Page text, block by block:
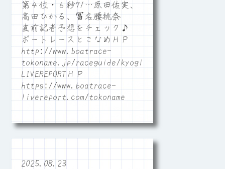
第４位・６秒71…原田佑実、
高田ひかる、冨名腰桃奈
直前記者予想をチェック♪
ボートレースとこなめＨＰ
http://www.boatrace-
tokoname.jp/raceguide/kyogi06
LIVEREPORTＨＰ
https://www.boatrace-
livereport.com/tokoname
2025.08.23